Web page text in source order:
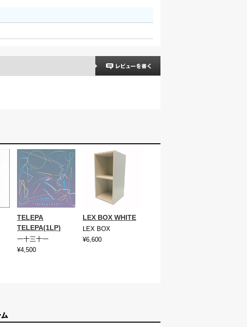
TELEPA
TELEPA(1LP)
一十三十一
¥4,500
LEX BOX WHITE
LEX BOX
¥6,600